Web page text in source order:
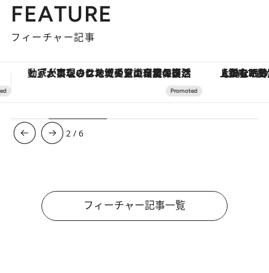
FEATURE
フィーチャー記事
【銀座で出合う最旬美容】美髪ケアや上質な眠り…セルフケアのアップデートから、特別な名入れギフトまで。大人のための「ReFa GINZA」クルーズ 【夏限定ディナーコース】旬を
3 /6
フィーチャー記事一覧